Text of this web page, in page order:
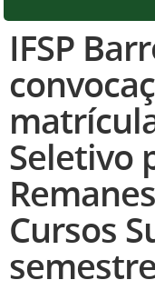
IFSP
Seletivo
Cursos